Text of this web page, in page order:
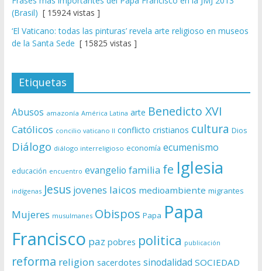
(Brasil) [ 15924 vistas ]
‘El Vaticano: todas las pinturas’ revela arte religioso en museos
de la Santa Sede [ 15825 vistas ]
Etiquetas
Abusos amazonía América Latina arte Benedicto XVI
Católicos concilio vaticano II conflicto cristianos cultura Dios
Diálogo diálogo interreligioso economía ecumenismo
educación encuentro evangelio familia fe Iglesia
indígenas Jesus jovenes laicos medioambiente migrantes
Mujeres musulmanes Obispos Papa Papa
Francisco paz pobres politica publicación
reforma religion sacerdotes sinodalidad SOCIEDAD